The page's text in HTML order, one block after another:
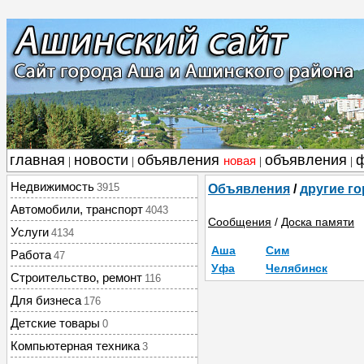
главная новости объявления новая объявления
Недвижимость 3915
Автомобили, транспорт 4043
Услуги 4134
Работа 47
Строительство, ремонт 116
Для бизнеса 176
Детские товары 0
Компьютерная техника 3
Объявления /другие
Сообщения / Доска памяти
Аша
Сим
Уфа
Челябинск